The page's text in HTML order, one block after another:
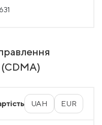
631
(CDMA)
UAH EUR